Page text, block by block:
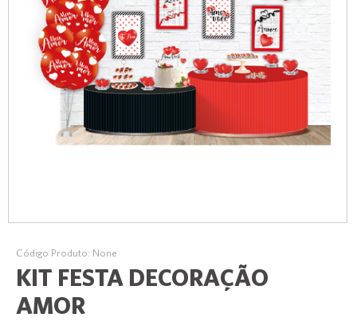
Código Produto: None
KIT FESTA DECORAÇÃO
AMOR